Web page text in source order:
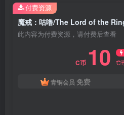
魔戒：咕噜/The Lord of the
此内容为付费资源，请付费后查看
C币 10 C
青铜会员 免费
付费资源